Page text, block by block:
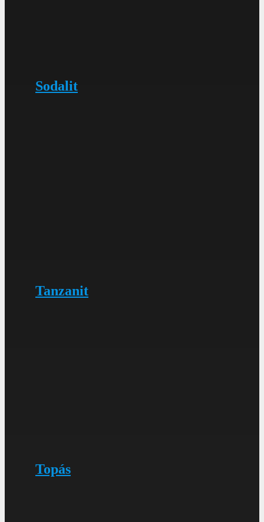
Sodalit
Tanzanit
Topás